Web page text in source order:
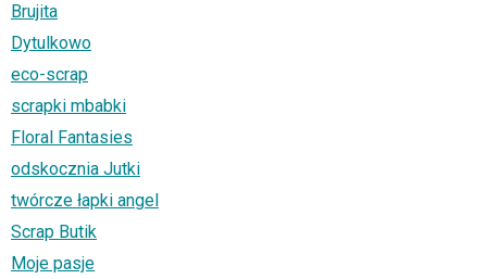
Brujita
Dytulkowo
eco-scrap
scrapki mbabki
Floral Fantasies
odskocznia Jutki
twórcze łapki angel
Scrap Butik
Moje pasje